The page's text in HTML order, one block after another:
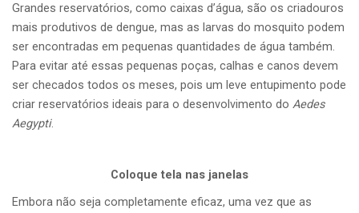
Grandes reservatórios, como caixas d’água, são os criadouros
mais produtivos de dengue, mas as larvas do mosquito podem
ser encontradas em pequenas quantidades de água também.
Para evitar até essas pequenas poças, calhas e canos devem
ser checados todos os meses, pois um leve entupimento pode
criar reservatórios ideais para o desenvolvimento do Aedes
Aegypti.
Coloque tela nas janelas
Embora não seja completamente eficaz, uma vez que as